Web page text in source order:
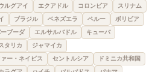
ルグアイ エクアドル コロンビア
スリナム
ブラジル ベネズエラ ペルー ボリビア
ブーダ エルサルバドル
キューバ
タリカ
ジャマイカ
ー・ネイビス
セントルシア
ドミニカ共和国